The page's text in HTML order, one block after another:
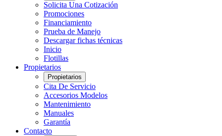
Solicita Una Cotización
Promociones
Financiamiento
Prueba de Manejo
Descargar fichas técnicas
Inicio
Flotillas
Propietarios
Propietarios
Cita De Servicio
Accesorios Modelos
Mantenimiento
Manuales
Garantía
Contacto